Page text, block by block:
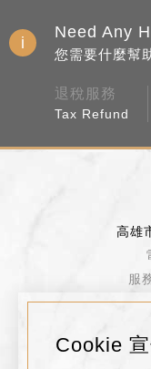
Cookie
Need Any
您需要什麼幫
退稅服務
Tax Refund
高雄